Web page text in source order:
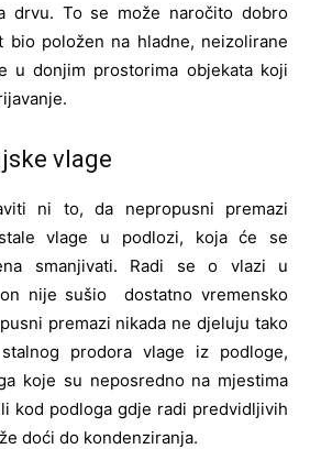
drvu. To se može naročito dobro
bio položen na hladne, neizolirane
u donjim prostorima objekata koji
vlage
ni to, da nepropusni premazi
vlage u podlozi, koja će se
smanjivati. Radi se o vlazi u
nije sušio dostatno vremensko
premazi nikada ne djeluju tako
prodora vlage iz podloge,
koje su neposredno na mjestima
kod podloga gdje radi predvidljivih
doći do kondenziranja.